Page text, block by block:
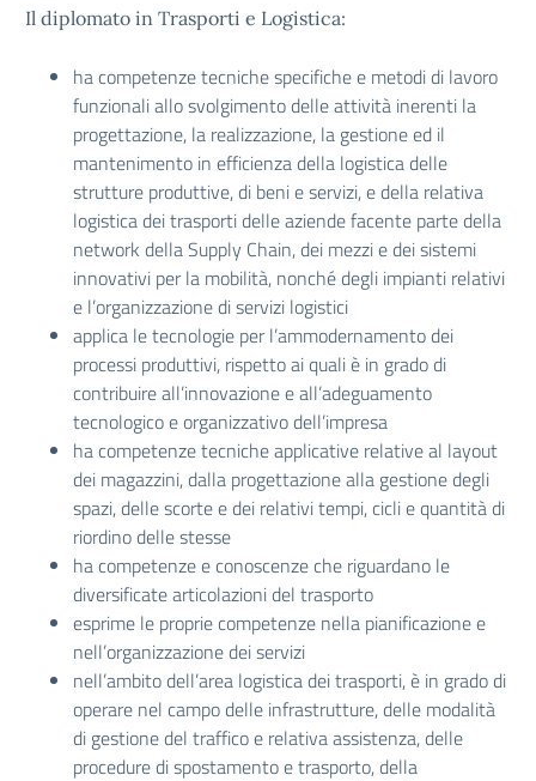
Il diplomato in Trasporti e Logistica:
ha competenze tecniche specifiche e metodi di lavoro
funzionali allo svolgimento delle attività inerenti la
progettazione, la realizzazione, la gestione ed il
mantenimento in efficienza della logistica delle
strutture produttive, di beni e servizi, e della relativa
logistica dei trasporti delle aziende facente parte della
network della Supply Chain, dei mezzi e dei sistemi
innovativi per la mobilità, nonché degli impianti relativi
e l’organizzazione di servizi logistici
applica le tecnologie per l’ammodernamento dei
processi produttivi, rispetto ai quali è in grado di
contribuire all’innovazione e all’adeguamento
tecnologico e organizzativo dell’impresa
ha competenze tecniche applicative relative al layout
dei magazzini, dalla progettazione alla gestione degli
spazi, delle scorte e dei relativi tempi, cicli e quantità di
riordino delle stesse
ha competenze e conoscenze che riguardano le
diversificate articolazioni del trasporto
esprime le proprie competenze nella pianificazione e
nell’organizzazione dei servizi
nell’ambito dell’area logistica dei trasporti, è in grado di
operare nel campo delle infrastrutture, delle modalità
di gestione del traffico e relativa assistenza, delle
procedure di spostamento e trasporto, della